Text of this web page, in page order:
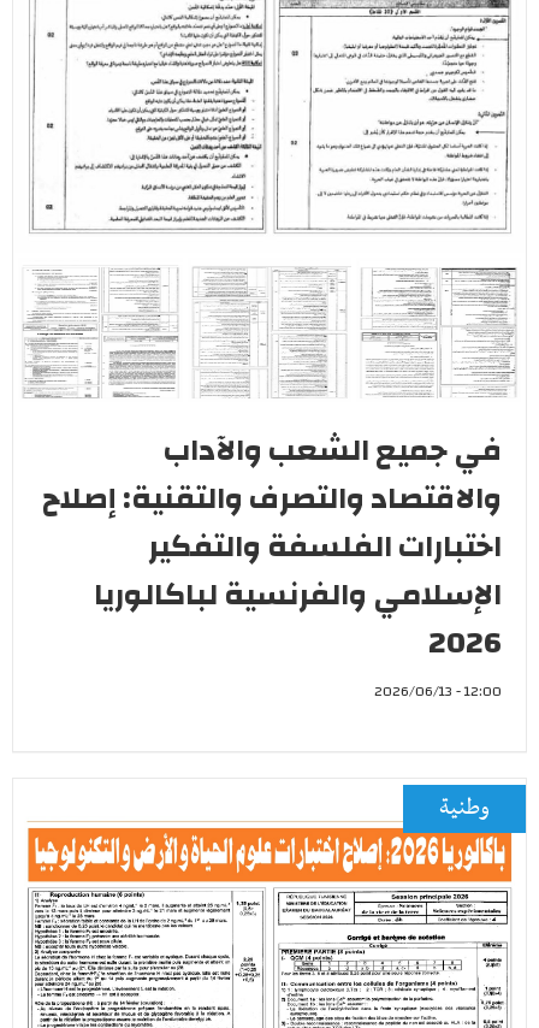
في جميع الشعب والآداب
والاقتصاد والتصرف والتقنية: إصلاح
اختبارات الفلسفة والتفكير
الإسلامي والفرنسية لباكالوريا
2026
12:00 - 2026/06/13
وطنية